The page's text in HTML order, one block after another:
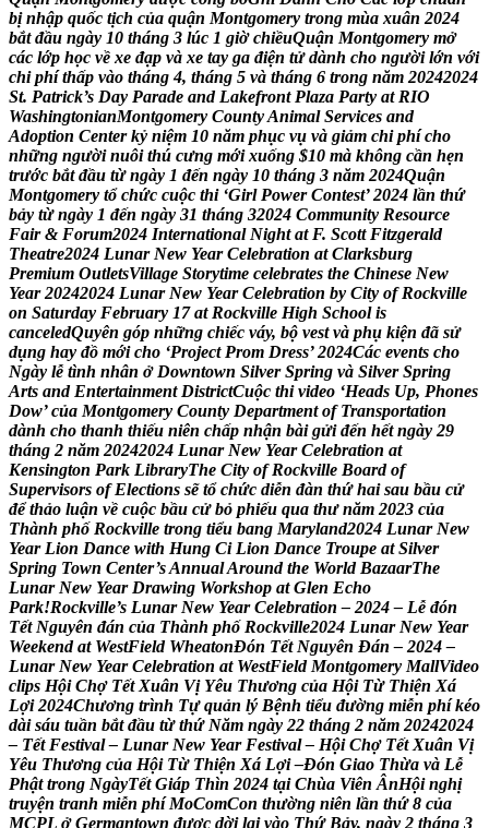
bị nhập quốc tịch của quận Montgomery trong mùa xuân 2024
bắt đầu ngày 10 tháng 3 lúc 1 giờ chiềuQuận Montgomery mở
các lớp học về xe đạp và xe tay ga điện tử dành cho người lớn với
chi phí thấp vào tháng 4, tháng 5 và tháng 6 trong năm 20242024
St. Patrick’s Day Parade and Lakefront Plaza Party at RIO
WashingtonianMontgomery CountyAnimal Services and
Adoption Center kỷ niệm 10 năm phục vụ và giảm chi phí cho
những người nuôi thú cưng mới xuống $10 mà không cần hẹn
trước bắt đầu từ ngày 1 đến ngày 10 tháng 3 năm 2024Quận
Montgomery tổ chức cuộc thi ‘Girl Power Contest’ 2024 lần thứ
bảy từ ngày 1 đến ngày 31 tháng 32024 Community Resource
Fair & Forum2024 International Night at F. Scott Fitzgerald
Theatre2024 Lunar New Year Celebration at Clarksburg
Premium OutletsVillage Storytime celebrates the Chinese New
Year 20242024 Lunar New Year Celebration by City of Rockville
on Saturday February 17 at Rockville High School is
canceledQuyên góp những chiếc váy, bộ vest và phụ kiện đã sử
dụng hay đồ mới cho ‘Project Prom Dress’ 2024Các events cho
Ngày lễ tình nhân ở Downtown Silver Spring và Silver Spring
Arts and Entertainment DistrictCuộc thi video ‘Heads Up, Phones
Dow’ của Montgomery County Department of Transportation
dành cho thanh thiếu niên chấp nhận bài gửi đến hết ngày 29
tháng 2 năm 20242024 Lunar New Year Celebration at
Kensington Park LibraryThe City of Rockville Board of
Supervisors of Elections sẽ tổ chức diễn đàn thứ hai sau bầu cử
để thảo luận về cuộc bầu cử bỏ phiếu qua thư năm 2023 của
Thành phố Rockville trong tiểu bang Maryland2024 Lunar New
Year Lion Dance with Hung Ci Lion Dance Troupe at Silver
Spring Town Center’sAnnualAround the World BazaarThe
Lunar New Year Drawing Workshop at Glen Echo
Park!Rockville’s Lunar New Year Celebration – 2024 – Lễ đón
Tết Nguyên đán của Thành phố Rockville2024 Lunar New Year
Weekend at WestField WheatonĐón Tết Nguyên Đán – 2024 –
Lunar New Year Celebration at WestField Montgomery MallVideo
clips Hội Chợ Tết Xuân Vị Yêu Thương của Hội Từ Thiện Xá
Lợi 2024Chương trình Tự quản lý Bệnh tiểu đường miễn phí kéo
dài sáu tuần bắt đầu từ thứ Năm ngày 22 tháng 2 năm 20242024
– Tết Festival – Lunar New Year Festival – Hội Chợ Tết Xuân Vị
Yêu Thương của Hội Từ Thiện Xá Lợi –Đón Giao Thừa và Lễ
Phật trong NgàyTết Giap Thin 2024 tại Chùa Viên ÂnHội nghị
truyện tranh miễn phí MoComCon thường niên lần thứ 8 của
MCPL ở Germantown được dời lại vào Thứ Bảy, ngày 2 tháng 3